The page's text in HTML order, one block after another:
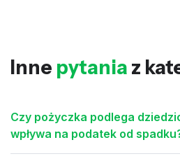
Inne pytania z
Czy pożyczka podlega
wpływa na podatek od